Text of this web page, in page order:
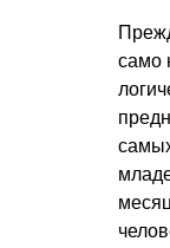
само